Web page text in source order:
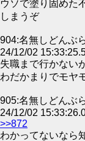
ウソで塗り固めた
しまうぞ
904:名無しどんぶ
24/12/02
失職まで行かない
わだかまりでモヤ
905:名無しどんぶ
24/12/02
>>872
わかってないなら